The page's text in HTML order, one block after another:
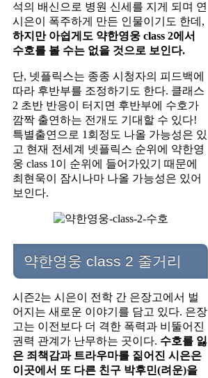
석의 배신으로 병원 신세를 지게 되며 연
시은이 폭주하게 만든 인물이기도 한데,
하지만 아쉽게도 약한영웅 class 2에서
수호를 볼 수는 없을 것으로 보인다.
단, 넷플릭스는 종종 시청자의 피드백에
따라 후반부를 조정하기도 한다. 클래스
2 초반 반응이 터지면 후반부에 수호가
깜짝 출연하는 전개도 기대할 수 있다!
특별출연으로 1회정도 나올 가능성은 있
고 현재 전세계 넷플릭스 순위에 약한영
웅 class 1이 순위에 들어가있기 때문에
최현욱이 잠시나마 나올 가능성은 있어
보인다.
약한영웅 class 2 줄거리
시즌2는 시은이 전학 간 은장고에서 벌
어지는 새로운 이야기를 담고 있다. 은장
고는 이전보다 더 격한 폭력과 비뚤어진
권력 관계가 난무하는 곳이다. 수호를 잃
은 죄책감과 트라우마를 짊어진 시은은
이곳에서 또 다른 친구 박후민(려운)을